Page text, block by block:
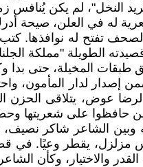
النخل"، لم يكن يُنافس
له في العلن، صيحة
تفتح له نوافذها.
قصيدته الطويلة "مملكة
المخيلة، حتى بدا
إصدار لدار المأمون،
عوض، يتلاقى الحزن
حافظوا على شعريتها
وبين الشاعر شاكر
يقطر وعيًا. في
والاختيار، وكأن